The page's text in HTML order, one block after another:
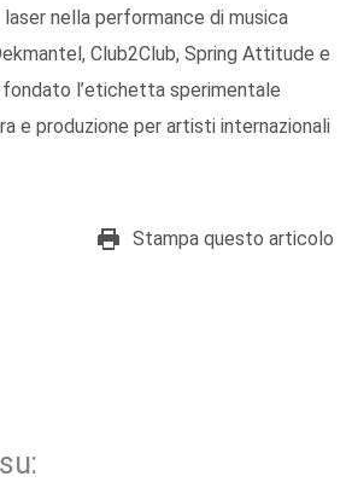
nella performance di musica
Club2Club, Spring Attitude e
l’etichetta sperimentale
e produzione per artisti internazionali
Stampa questo articolo